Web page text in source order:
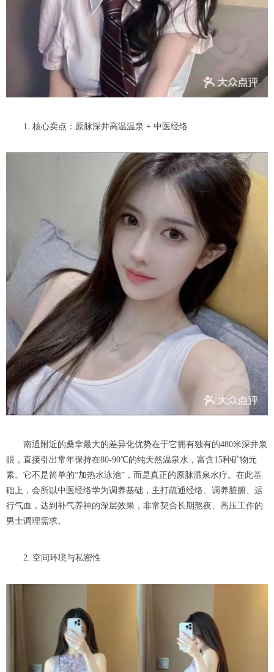
1. 核心卖点：原脉深井高温温泉 + 中医经络
南通附近的桑拿最大的差异化优势在于它拥有独有的480米深井泉
眼，直接引出常年保持在80-90℃的纯天然温泉水，富含15种矿物元
素。它不是简单的“加热水泳池”，而是真正的原脉温泉水疗。在此基
础上，会所以中医经络学为调养基础，主打疏通经络、调养脏腑、运
行气血，达到补气养神的深层效果，非常契合长期熬夜、高压工作的
男士调理需求。
2. 空间环境与私密性